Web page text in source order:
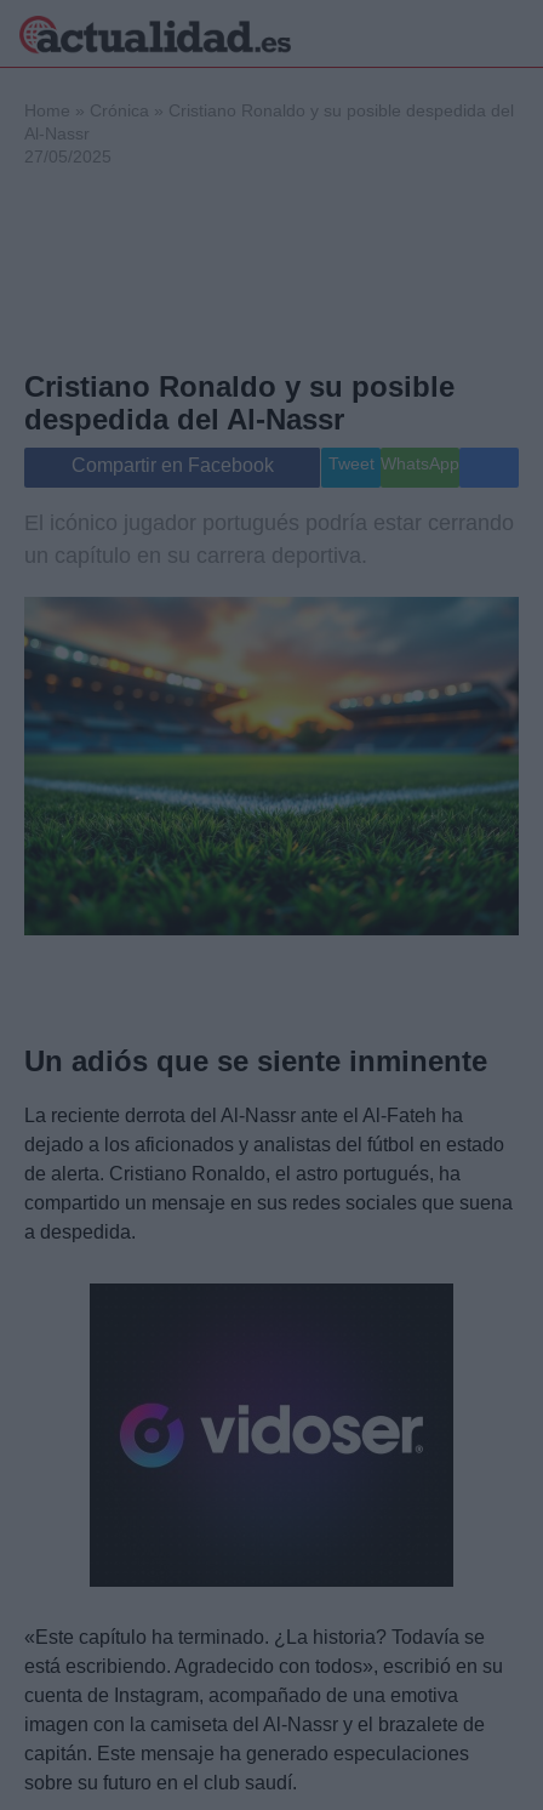
Internacional
Viajes
Gente
Musica
Home » Crónica » Cristiano Ronaldo y su posible despedida del
Al-Nassr
27/05/2025
Cristiano Ronaldo y su posible
despedida del Al-Nassr
Compartir en Facebook Tweet WhatsApp
El icónico jugador portugués podría estar cerrando
un capítulo en su carrera deportiva.
Un adiós que se siente inminente
La reciente derrota del Al-Nassr ante el Al-Fateh ha
dejado a los aficionados y analistas del fútbol en estado
de alerta. Cristiano Ronaldo, el astro portugués, ha
compartido un mensaje en sus redes sociales que suena
a despedida.
«Este capítulo ha terminado. ¿La historia? Todavía se
está escribiendo. Agradecido con todos», escribió en su
cuenta de Instagram, acompañado de una emotiva
imagen con la camiseta del Al-Nassr y el brazalete de
capitán. Este mensaje ha generado especulaciones
sobre su futuro en el club saudí.